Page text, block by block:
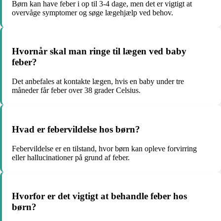
Børn kan have feber i op til 3-4 dage, men det er vigtigt at
overvåge symptomer og søge lægehjælp ved behov.
Hvornår skal man ringe til lægen ved baby
feber?
Det anbefales at kontakte lægen, hvis en baby under tre
måneder får feber over 38 grader Celsius.
Hvad er febervildelse hos børn?
Febervildelse er en tilstand, hvor børn kan opleve forvirring
eller hallucinationer på grund af feber.
Hvorfor er det vigtigt at behandle feber hos
børn?